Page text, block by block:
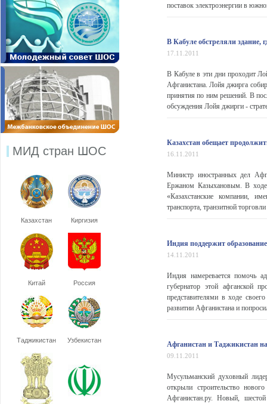
МИД стран ШОС
Казахстан Киргизия
Китай Россия
Таджикистан Узбекистан
поставок электроэнергии в
В Кабуле обстреляли здание,
17.11.2011
В Кабуле в эти дни проходит
Афганистана. Лойя джирга
принятия по ним решений. В
обсуждения Лойя джирги -
Казахстан обещает
16.11.2011
Министр иностранных дел
Ержаном Казыхановым. В ходе
«Казахстанские компании,
транспорта, транзитной
Индия поддержит
14.11.2011
Индия намеревается помочь
губернатор этой афганской
представителями в ходе
развитии Афганистана и
Афганистан и Таджикистан
09.11.2011
Мусульманский духовный
открыли строительство
Афганистан.ру. Новый,